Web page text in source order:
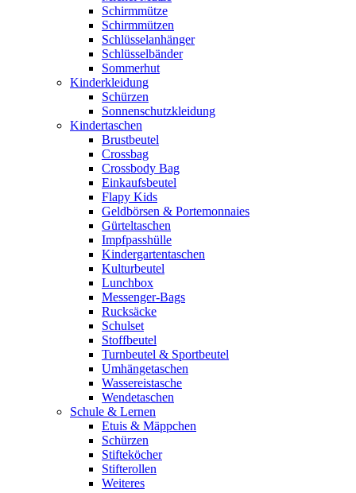
Schirmmütze
Schirmmützen
Schlüsselanhänger
Schlüsselbänder
Sommerhut
Kinderkleidung
Schürzen
Sonnenschutzkleidung
Kindertaschen
Brustbeutel
Crossbag
Crossbody Bag
Einkaufsbeutel
Flapy Kids
Geldbörsen & Portemonnaies
Gürteltaschen
Impfpasshülle
Kindergartentaschen
Kulturbeutel
Lunchbox
Messenger-Bags
Rucksäcke
Schulset
Stoffbeutel
Turnbeutel & Sportbeutel
Umhängetaschen
Wassereistasche
Wendetaschen
Schule & Lernen
Etuis & Mäppchen
Schürzen
Stifteköcher
Stifterollen
Weiteres